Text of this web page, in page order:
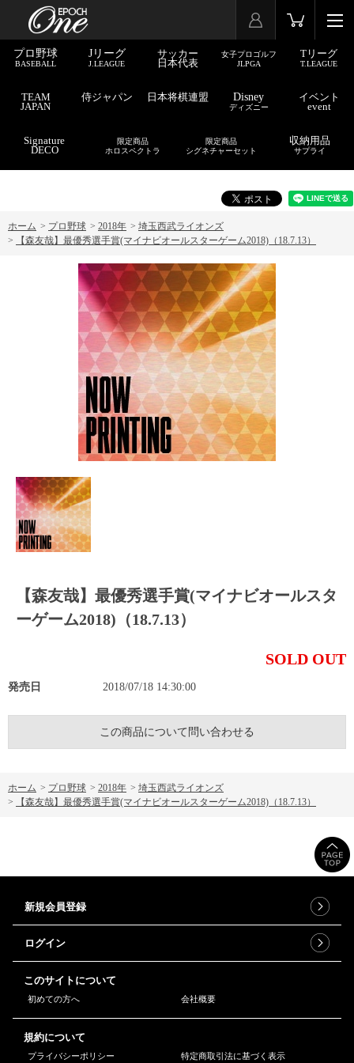
プロ野球
BASEBALL
Jリーグ
J.LEAGUE
サッカー
日本代表
女子プロゴルフ
JLPGA
Tリーグ
T.LEAGUE
TEAM
JAPAN
侍ジャパン 日本将棋連盟 Disney
ディズニー
イベント
event
Signature
DECO
限定商品
ホロスペクトラ
限定商品
シグネチャーセット
収納用品
サプライ
ホーム > プロ野球 > 2018年 > 埼玉西武ライオンズ
>
【森友哉】最優秀選手賞(マイナビオールスターゲーム2018)（18.7.13）
【森友哉】最優秀選手賞(マイナビオールスタ
ーゲーム2018)（18.7.13）
SOLD OUT
発売日 2018/07/18 14:30:00
この商品について問い合わせる
ホーム > プロ野球 > 2018年 > 埼玉西武ライオンズ
>
【森友哉】最優秀選手賞(マイナビオールスターゲーム2018)（18.7.13）
新規会員登録
ログイン
このサイトについて
初めての方へ 会社概要
規約について
プライバシーポリシー 特定商取引法に基づく表示